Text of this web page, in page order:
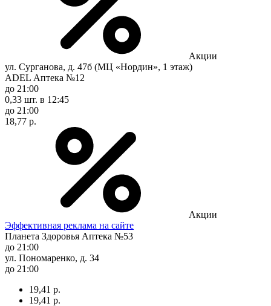
Акции
ул. Сурганова, д. 47б (МЦ «Нордин», 1 этаж)
ADEL Аптека №12
до 21:00
0,33 шт. в 12:45
до 21:00
18,77 р.
Акции
Эффективная реклама на сайте
Планета Здоровья Аптека №53
до 21:00
ул. Пономаренко, д. 34
до 21:00
19,41 р.
19,41 р.